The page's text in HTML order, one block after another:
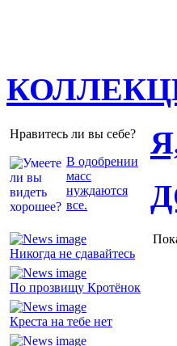
Нравитесь ли вы себе?
В одобрении
масс
нуждаются
все.
Никогда не сдавайтесь
По прозвищу Кротёнок
Креста на тебе нет